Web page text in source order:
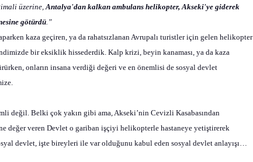
üzerine,Antalya'dan kalkan ambulans helikopter, Akseki'ye giderek
götürdü.”
kaza geçiren, ya da rahatsızlanan Avrupalı turistler için gelen helikopter
bir eksiklik hissederdik. Kalp krizi, beyin kanaması, ya da kaza
onların insana verdiği değeri ve en önemlisi de sosyal devlet
değil. Belki çok yakın gibi ama, Akseki’nin Cevizli Kasabasından
değer veren Devlet o gariban işçiyi helikopterle hastaneye yetiştirerek
devlet, işte bireyleri ile var olduğunu kabul eden sosyal devlet anlayışı…